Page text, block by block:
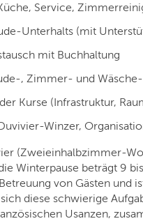
Service,
Unterhalts (mit
mit Buchhaltung
, Zimmer- und
Kurse (Infrastruktur,
Winzer,
(Zweieinhalbzimmer-
Winterpause beträgt 9
von Gästen und
diese schwierige
Usanzen,